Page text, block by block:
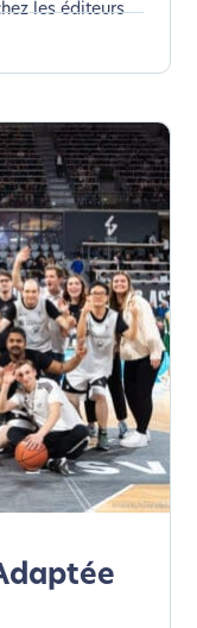
les éditeurs